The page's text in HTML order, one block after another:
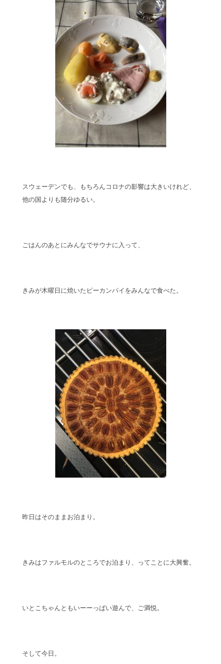
スウェーデンでも、もちろんコロナの影響は大きいけれど、
他の国よりも随分ゆるい。
ごはんのあとにみんなでサウナに入って、
きみが木曜日に焼いたピーカンパイをみんなで食べた。
昨日はそのままお泊まり。
きみはファルモルのところでお泊まり、ってことに大興奮。
いとこちゃんともいーーっぱい遊んで、ご満悦。
そして今日。